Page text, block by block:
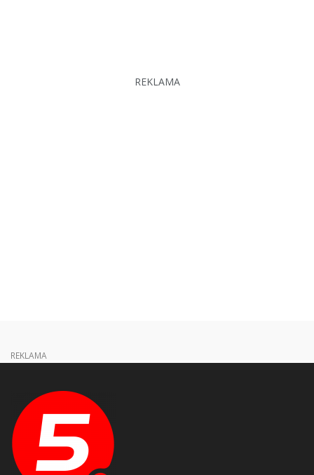
REKLAMA
REKLAMA